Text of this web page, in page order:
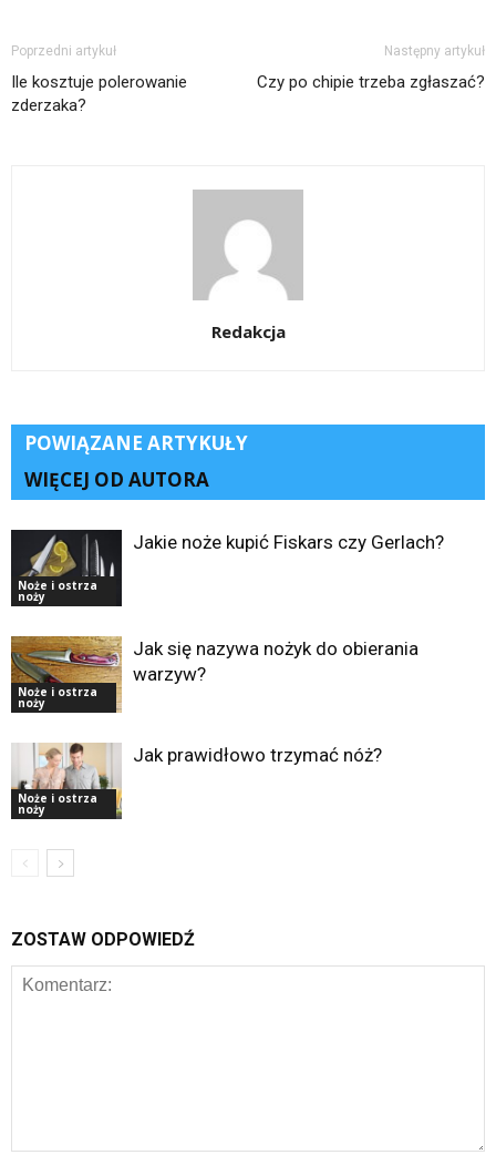
Poprzedni artykuł
Ile kosztuje polerowanie
zderzaka?
Następny artykuł
Czy po chipie trzeba zgłaszać?
Redakcja
POWIĄZANE ARTYKUŁY
WIĘCEJ OD AUTORA
Noże i ostrza
noży
Jakie noże kupić Fiskars czy Gerlach?
Noże i ostrza
noży
Jak się nazywa nożyk do obierania
warzyw?
Noże i ostrza
noży
Jak prawidłowo trzymać nóż?
ZOSTAW ODPOWIEDŹ